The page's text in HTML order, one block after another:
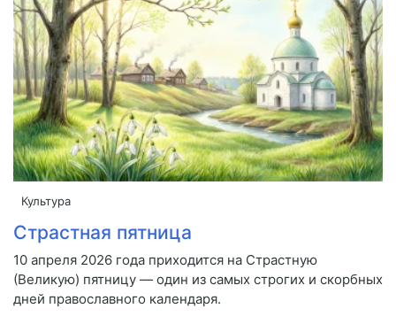
Культура
Страстная пятница
10 апреля 2026 года приходится на Страстную
(Великую) пятницу — один из самых строгих и скорбных
дней православного календаря.